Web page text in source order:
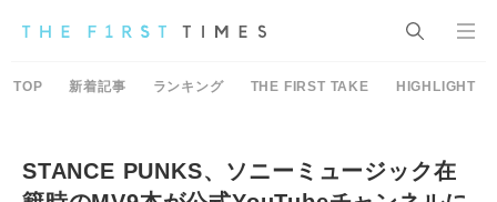
TOP 新着記事 ランキング THE FIRST TAKE HIGHLIGHT
STANCE PUNKS、ソニーミュージック在